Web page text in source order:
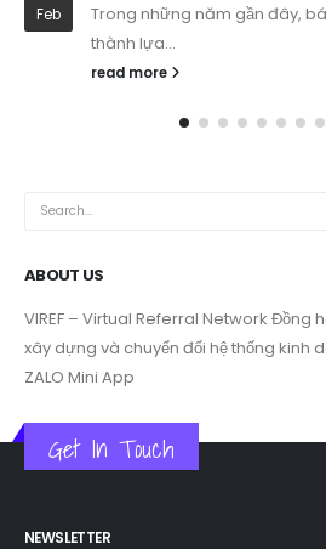
Mar
Trong thời đại chuyển đổi số,
tìm kiếm...
read more
ABOUT US
VIREF – Virtual Referral Network Đồng
xây dựng và chuyển đổi hệ thống kinh
ZALO Mini App
Get In Touch
NEWSLETTER